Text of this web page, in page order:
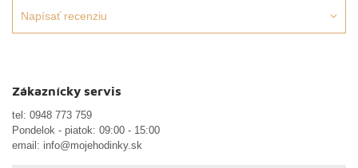
Napísať recenziu
Zákaznícky servis
tel: 0948 773 759
Pondelok - piatok: 09:00 - 15:00
email: info@mojehodinky.sk